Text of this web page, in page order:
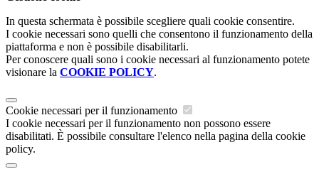
In questa schermata è possibile scegliere quali cookie consentire.
I cookie necessari sono quelli che consentono il funzionamento della
piattaforma e non è possibile disabilitarli.
Per conoscere quali sono i cookie necessari al funzionamento potete
visionare la COOKIE POLICY.
Cookie necessari per il funzionamento
I cookie necessari per il funzionamento non possono essere
disabilitati. È possibile consultare l'elenco nella pagina della cookie
policy.